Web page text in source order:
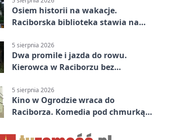
Osiem historii na wakacje.
Raciborska biblioteka stawia na
5 sierpnia 2026
Dwa promile i jazda do rowu.
Kierowca w Raciborzu bez
5 sierpnia 2026
Kino w Ogrodzie wraca do
Raciborza. Komedia pod chmurką